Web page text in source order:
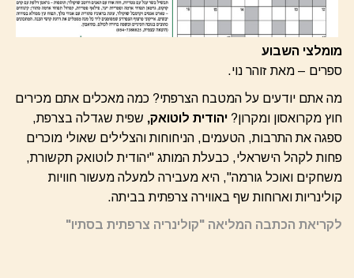
מומלצי השבוע
ספרים – מאת זוהר נוי.
מה אתם יודעים על המטבח הצרפתי? כמה מאכלים אתם מכירים
חוץ מקרואסון ומקרון? יהודית לוטואק, שפית שגדלה בצרפת,
ספגה את התרבות, הטעמים, הניחוחות והצלילים שאולי מוכרים
פחות לקהל הישראלי, כבעלת המותג "יהודית לוטואק תקשורת,
משחקים ואוכל גורמה", היא מעבירה למעלה מעשור חוויות
קולינריות וארוחות שף באווירה צרפתית בביתה.
לקריאת הכתבה המליאה "קולינריה צרפתית בסתיו"